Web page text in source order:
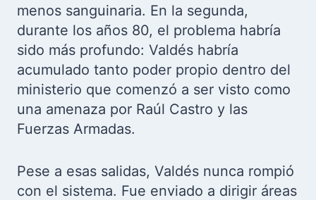
menos sanguinaria. En la segunda,
durante los años 80, el problema habría
sido más profundo: Valdés habría
acumulado tanto poder propio dentro del
ministerio que comenzó a ser visto como
una amenaza por Raúl Castro y las
Fuerzas Armadas.
Pese a esas salidas, Valdés nunca rompió
con el sistema. Fue enviado a dirigir áreas